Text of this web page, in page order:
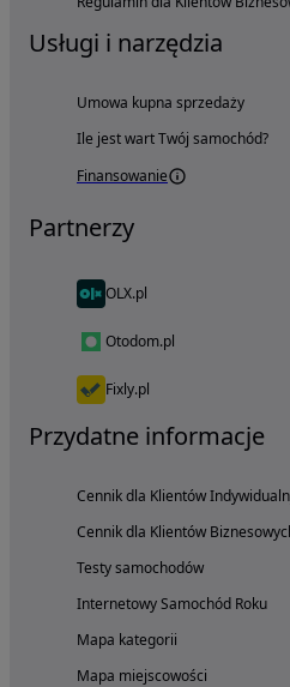
Usługi i narzędzia
Umowa kupna sprzedaży
Ile jest wart Twój samochód?
Finansowanie
Partnerzy
OLX.pl
Otodom.pl
Fixly.pl
Przydatne informacje
Cennik dla Klientów
Cennik dla Klientów
Testy samochodów
Internetowy Samochód Roku
Mapa kategorii
Mapa miejscowości